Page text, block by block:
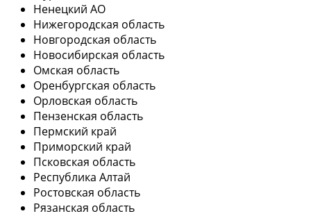
Ненецкий АО
Нижегородская область
Новгородская область
Новосибирская область
Омская область
Оренбургская область
Орловская область
Пензенская область
Пермский край
Приморский край
Псковская область
Республика Алтай
Ростовская область
Рязанская область